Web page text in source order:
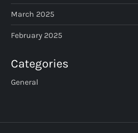
March 2025
February 2025
Categories
General